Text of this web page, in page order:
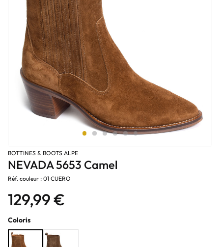
BOTTINES & BOOTS ALPE
NEVADA 5653 Camel
Réf. couleur : 01 CUERO
129,99 €
Coloris